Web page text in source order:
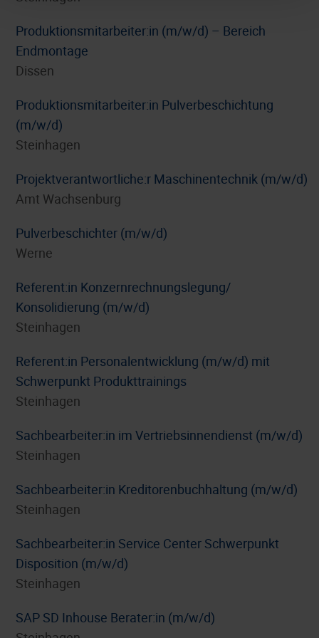
Produktionsmitarbeiter:in (m/w/d) – Bereich
Endmontage
Dissen
Produktionsmitarbeiter:in Pulverbeschichtung
(m/w/d)
Steinhagen
Projektverantwortliche:r Maschinentechnik (m/w/d)
Amt Wachsenburg
Pulverbeschichter (m/w/d)
Werne
Referent:in Konzernrechnungslegung/
Konsolidierung (m/w/d)
Steinhagen
Referent:in Personalentwicklung (m/w/d) mit
Schwerpunkt Produkttrainings
Steinhagen
Sachbearbeiter:in im Vertriebsinnendienst (m/w/d)
Steinhagen
Sachbearbeiter:in Kreditorenbuchhaltung (m/w/d)
Steinhagen
Sachbearbeiter:in Service Center Schwerpunkt
Disposition (m/w/d)
Steinhagen
SAP SD Inhouse Berater:in (m/w/d)